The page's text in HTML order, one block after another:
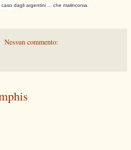
caso dagli argentini ... che malinconia.
Nessun commento: